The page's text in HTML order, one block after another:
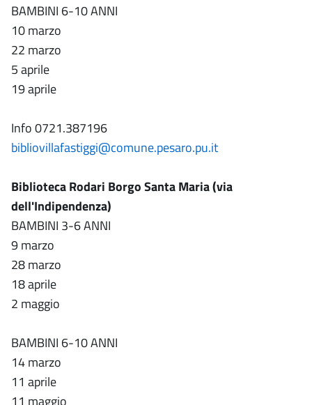
BAMBINI 6-10 ANNI
10 marzo
22 marzo
5 aprile
19 aprile
Info 0721.387196
bibliovillafastiggi@comune.pesaro.pu.it
Biblioteca Rodari Borgo Santa Maria (via
dell'Indipendenza)
BAMBINI 3-6 ANNI
9 marzo
28 marzo
18 aprile
2 maggio
BAMBINI 6-10 ANNI
14 marzo
11 aprile
11 maggio